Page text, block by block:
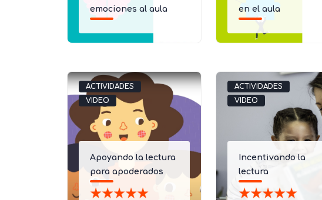
emociones al aula
en el aula
ACTIVIDADES
VIDEO
Apoyando la lectura
para apoderados
ACTIVIDADES
VIDEO
Incentivando la
lectura